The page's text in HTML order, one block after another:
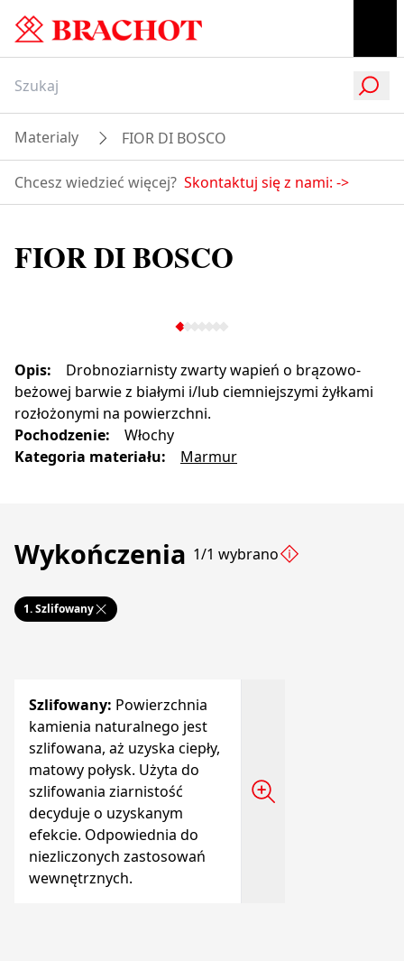
Materialy FIOR DI BOSCO
Chcesz wiedzieć więcej? Skontaktuj się z nami: ->
FIOR DI BOSCO
Opis:
Drobnoziarnisty zwarty wapień o brązowo-
beżowej barwie z białymi i/lub ciemniejszymi żyłkami
rozłożonymi na powierzchni.
Pochodzenie:
Włochy
Kategoria materiału: Marmur
Wykończenia 1/1 wybrano
1.Szlifowany
Szlifowany: Powierzchnia
kamienia naturalnego jest
szlifowana, aż uzyska ciepły,
matowy połysk. Użyta do
szlifowania ziarnistość
decyduje o uzyskanym
efekcie. Odpowiednia do
niezliczonych zastosowań
wewnętrznych.